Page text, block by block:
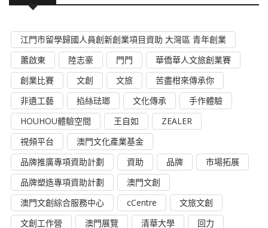
江門市留學歸國人員創新創業項目資助 大灣區 青年創業
蕭啟東
陸志豪 門門
華僑華人文旅創業賽
創業比賽
文創 文旅
苦盡柑來傳承你
非遺工藝
掐絲琺瑯 文化傳承
手作體驗
HOUHOU體驗空間
王自如
ZEALER
視頻平台
澳門文化產業基金
品牌推廣專項資助計劃
資助 品牌
市場拓展
品牌塑造專項資助計劃
澳門文創
澳門文創綜合服務中心
cCentre
文旅文創
文創工作營
澳門展覽 清華大學
回力